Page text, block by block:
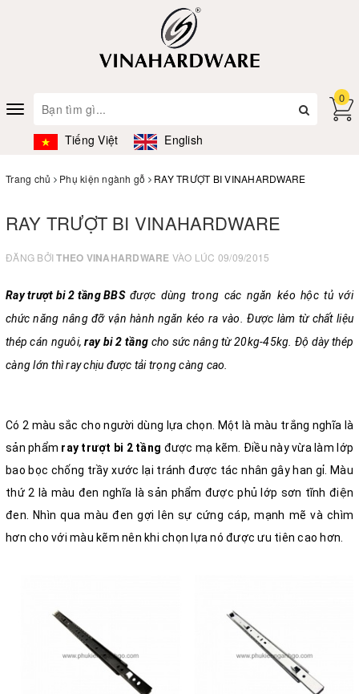
Toggle
navigation
Tiếng Việt English
0
Trang chủ Phụ kiện ngành gỗ RAY TRƯỢT BI VINAHARDWARE
RAY TRƯỢT BI VINAHARDWARE
ĐĂNG BỞITHEO VINAHARDWARE VÀO LÚC 09/09/2015
Ray trượt bi 2 tầng BBSđược dùng trong các ngăn kéo hộc tủ với
chức năng nâng đỡ vận hành ngăn kéo ra vào.Được làm từ chất liệu
thép cán nguôi, ray bi 2 tầng cho sức nâng từ 20kg-45kg. Độ dày thép
càng lớn thì ray chịu được tải trọng càng cao.
Có 2 màu sắc cho người dùng lựa chọn. Một là màu trắng nghĩa là
sản phẩm ray trượt bi 2 tầng được mạ kẽm. Điều này vừa làm lớp
bao bọc chống trầy xước lại tránh được tác nhân gây han gỉ. Màu
thứ 2 là màu đen nghĩa là sản phẩm được phủ lớp sơn tĩnh điện
đen. Nhìn qua màu đen gợi lên sự cứng cáp, mạnh mẽ và chìm
hơn cho với màu kẽm nên khi chọn lựa nó được ưu tiên cao hơn.